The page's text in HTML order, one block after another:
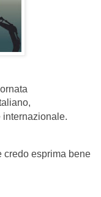
credo esprima bene